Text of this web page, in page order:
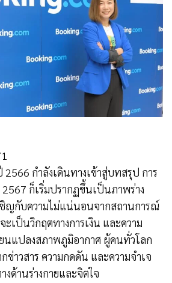
2566 กำลังเดินทางเข้าสู่บทสรุป การ
ก็เริ่มปรากฏขึ้นเป็นภาพร่าง
ญกับความไม่แน่นอนจากสถานการณ์
เป็นวิกฤตทางการเงิน และความ
ยนแปลงสภาพภูมิอากาศ ผู้คนทั่วโลก
ข่าวสาร ความกดดัน และความจำเจ
ด้านร่างกายและจิตใจ